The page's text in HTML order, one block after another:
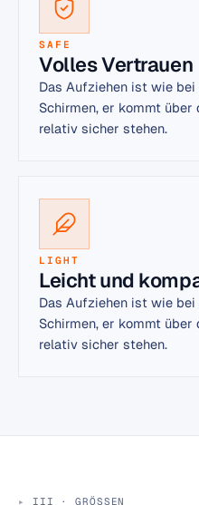
SAFE
Volles Vertrauen
Das Aufziehen ist wie
Schirmen, er kommt
relativ sicher stehen.
LIGHT
Leicht und
Das Aufziehen ist wie
Schirmen, er kommt
relativ sicher stehen.
III · GRÖSSEN